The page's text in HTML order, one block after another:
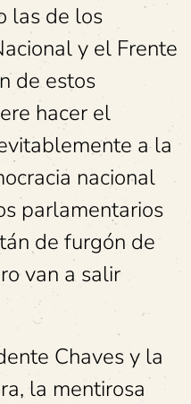
las de los
y el Frente
de estos
hacer el
a la
nacional
parlamentarios
de furgón de
van a salir
Chaves y la
la mentirosa